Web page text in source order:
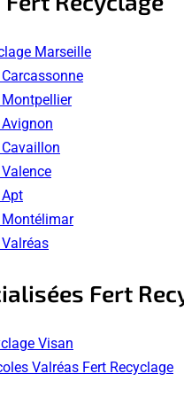
Marseille
Montpellier
Montélimar
Fert
Visan
Valréas Fert Recyclage